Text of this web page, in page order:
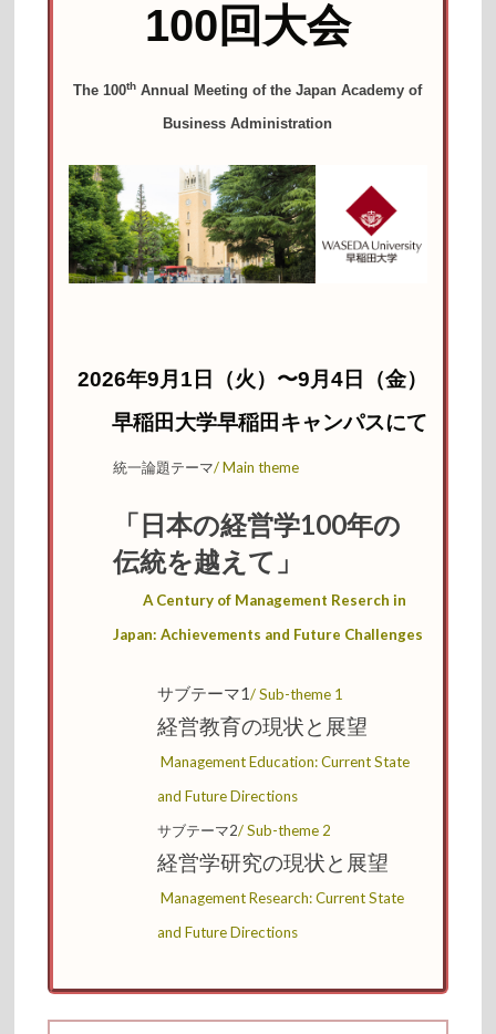
100回大会
The 100th Annual Meeting of the Japan Academy of
Business Administration
2026年9月1日（火）〜9月4日（金）
早稲田大学早稲田キャンパスにて
統一論題テーマ/ Maintheme
「日本の経営学100年の
伝統を越えて」
A Century of Management Reserch in
Japan: Achievements and Future Challenges
サブテーマ1/ Sub-theme 1
経営教育の現状と展望
Management Education: Current State
and Future Directions
サブテーマ2/ Sub-theme 2
経営学研究の現状と展望
Management Research: Current State
and Future Directions